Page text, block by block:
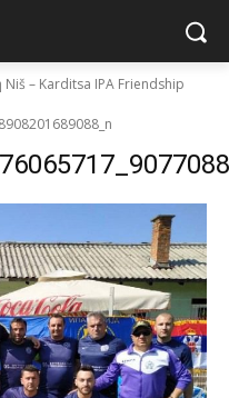
– Karditsa IPA Friendship